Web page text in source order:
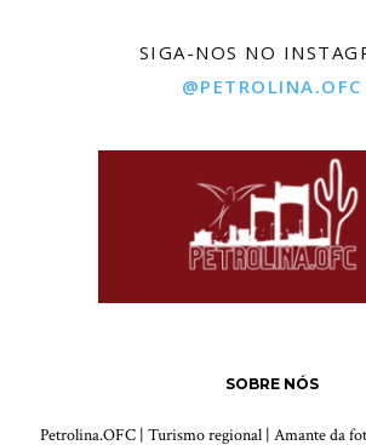
SIGA-NOS NO
@PETROLINA.OFC
SOBRE NÓS
Petrolina.OFC | Turismo regional | Amante da